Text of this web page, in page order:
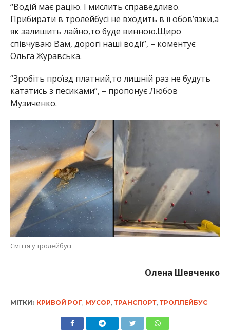
“Водій має рацію. І мислить справедливо.
Прибирати в тролейбусі не входить в її обов’язки,а
як залишить лайно,то буде винною.Щиро
співчуваю Вам, дорогі наші водії”, – коментує
Ольга Журавська.
“Зробіть проїзд платний,то лишній раз не будуть
кататись з песиками”, – пропонує Любов
Музиченко.
Сміття у тролейбусі
Олена Шевченко
МІТКИ: КРИВОЙ РОГ, МУСОР, ТРАНСПОРТ, ТРОЛЛЕЙБУС